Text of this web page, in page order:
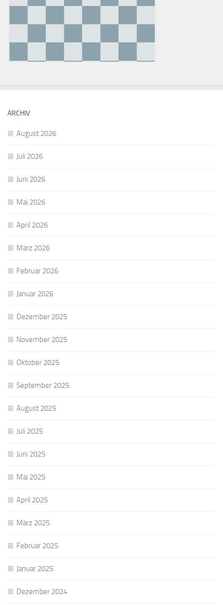
ARCHIV
August 2026
Juli 2026
Juni 2026
Mai 2026
April 2026
März 2026
Februar 2026
Januar 2026
Dezember 2025
November 2025
Oktober 2025
September 2025
August 2025
Juli 2025
Juni 2025
Mai 2025
April 2025
März 2025
Februar 2025
Januar 2025
Dezember 2024